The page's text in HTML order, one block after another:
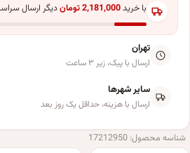
با خرید2,181,000توماندیگر ارسال
تهران
ارسال با پیک، زیر ۳ ساعت
سایر شهرها
ارسال با هزینه، حداقل یک روز بعد
شناسه محصول: 17212950